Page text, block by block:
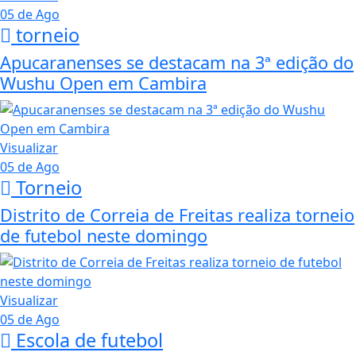
05 de Ago
torneio
Apucaranenses se destacam na 3ª edição do
Wushu Open em Cambira
Visualizar
05 de Ago
Torneio
Distrito de Correia de Freitas realiza torneio
de futebol neste domingo
Visualizar
05 de Ago
Escola de futebol